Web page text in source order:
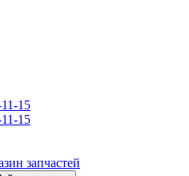
15
15
запчастей